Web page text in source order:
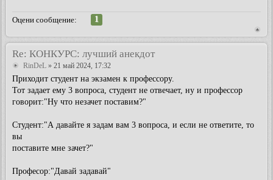
Оцени сообщение:
1
Re: КОНКУРС: лучший анекдот
RinDeL » 21 май 2024, 17:32
Приходит студент на экзамен к профессору.
Тот задает ему 3 вопроса, студент не отвечает, ну и профессор
говорит:"Ну что незачет поставим?"
Cтудент:"А давайте я задам вам 3 вопроса, и если не ответите, то
вы
поставите мне зачет?"
Професор:"Давай задавай"